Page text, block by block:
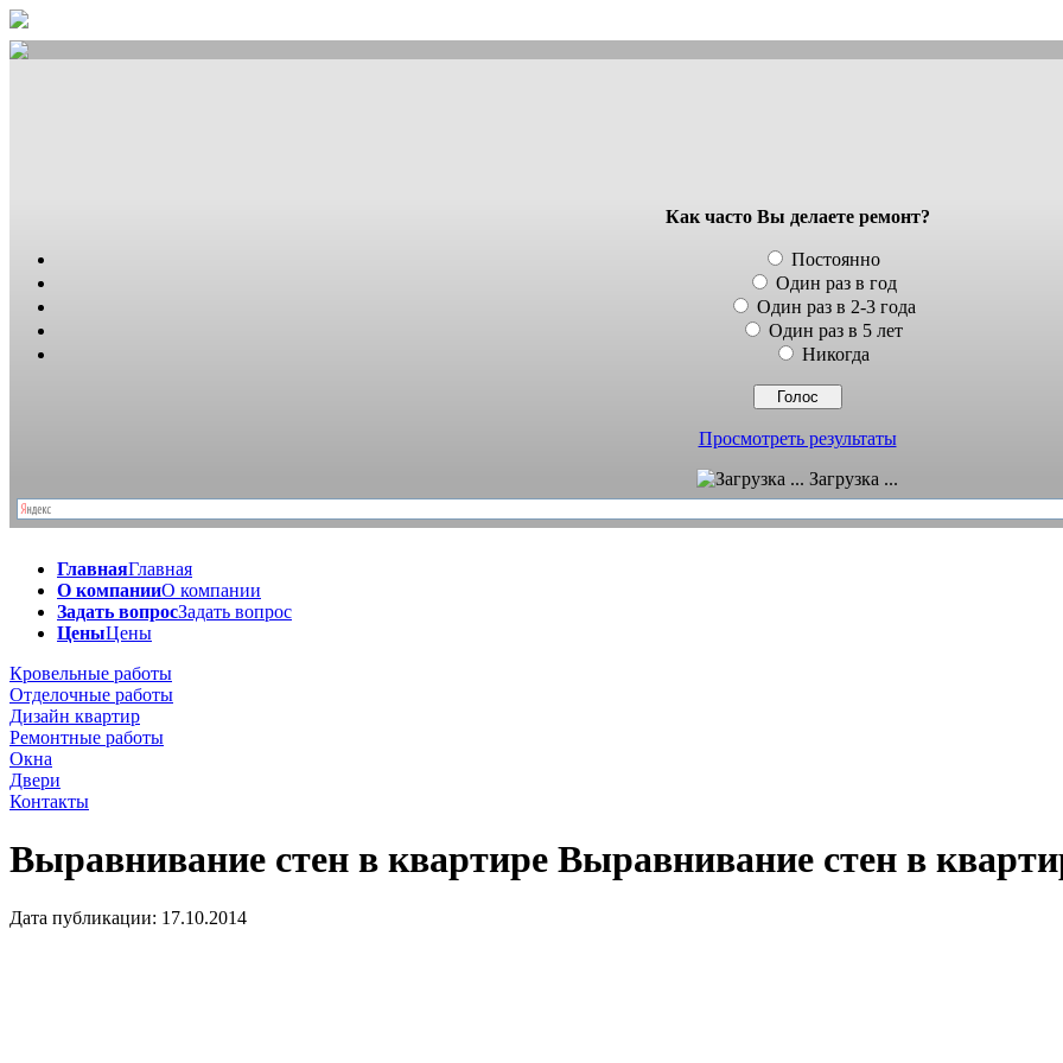
Как часто Вы делаете ремонт?
Постоянно
Один раз в год
Один раз в 2-3 года
Один раз в 5 лет
Никогда
Просмотреть результаты
Загрузка ...
ГлавнаяГлавная
О компанииО компании
Задать вопросЗадать вопрос
ЦеныЦены
Кровельные работы
Отделочные работы
Дизайн квартир
Ремонтные работы
Окна
Двери
Контакты
Выравнивание стен в квартире Выравнивание стен в
Дата публикации: 17.10.2014